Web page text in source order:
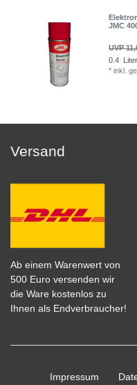
JMC
UVP
0.4 Liter
*inkl.
Versand
Ab einem Warenwert von
500 Euro versenden wir
die Ware kostenlos zu
Ihnen als Endverbraucher!
Impressum